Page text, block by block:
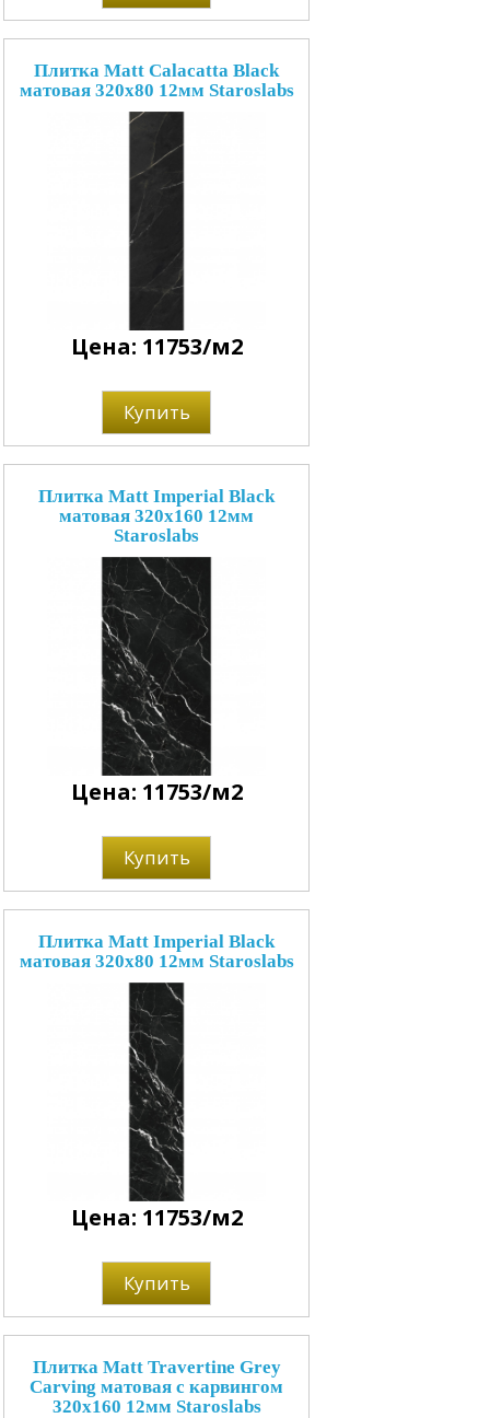
Плитка Matt Calacatta Black
матовая 320x80 12мм Staroslabs
Цена: 11753/м2
Купить
Плитка Matt Imperial Black
матовая 320x160 12мм
Staroslabs
Цена: 11753/м2
Купить
Плитка Matt Imperial Black
матовая 320x80 12мм Staroslabs
Цена: 11753/м2
Купить
Плитка Matt Travertine Grey
Carving матовая с карвингом
320x160 12мм Staroslabs